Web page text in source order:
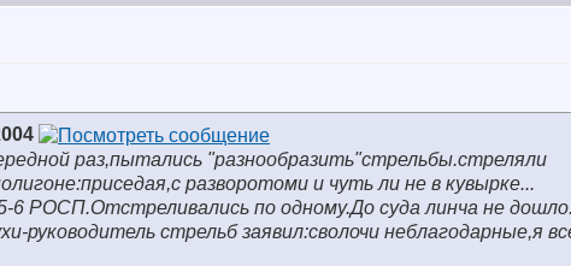
раз,пытались "разнообразить"стрельбы.стреляли
разворотоми и чуть ли не в кувырке...
6 РОСП.Отстреливались по одному.До суда линча не
руководитель стрельб заявил:сволочи неблагодарные,я